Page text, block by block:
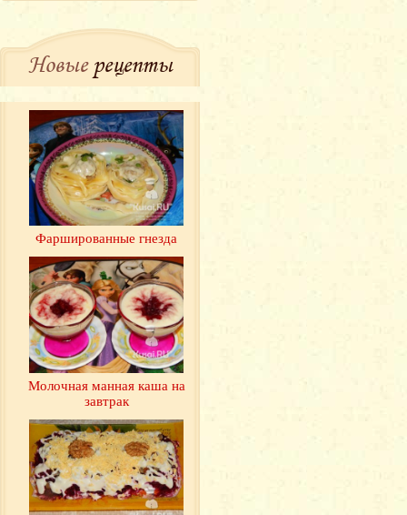
Новыерецепты
Фаршированные гнезда
Молочная манная каша на
завтрак